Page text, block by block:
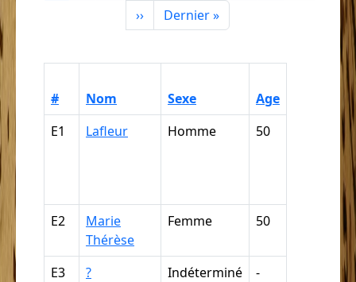
Page suivante
›› Dernière page
Dernier »
# Nom Sexe Age
E1
Lafleur Homme 50
négresse,
négritte ...
E2
Marie
Thérèse
Femme 50
Nègre
E3
? Indéterminé -
Nègre